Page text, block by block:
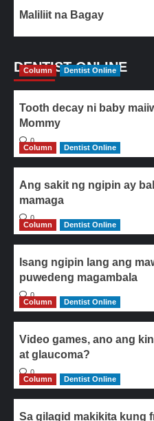
Maliliit na Bagay
DENTIST ONLINE
Column Dentist Online
Tooth decay ni baby
Mommy
0
Column
Dentist Online
Ang sakit ng ngipin ay
mamaga
0
Column
Dentist Online
Isang ngipin lang ang
puwedeng magambala
0
Column
Dentist Online
Video games, ano ang
at glaucoma?
0
Column
Dentist Online
Sa gilagid makikita kung